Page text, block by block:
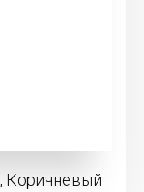
Коричневый